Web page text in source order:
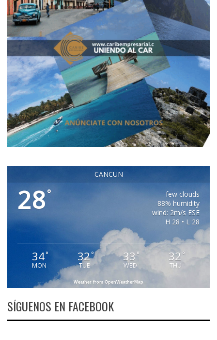
CANCUN
28°
few clouds
88% humidity
wind: 2m/s ESE
H 28 • L 28
34°
MON
32°
TUE
33 °
WED
32 °
THU
Weather from OpenWeatherMap
SÍGUENOS EN FACEBOOK